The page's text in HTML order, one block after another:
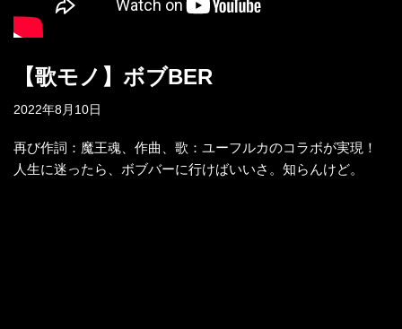
【歌モノ】ボブBER
2022年8月10日
再び作詞：魔王魂、作曲、歌：ユーフルカのコラボが実現！
人生に迷ったら、ボブバーに行けばいいさ。知らんけど。